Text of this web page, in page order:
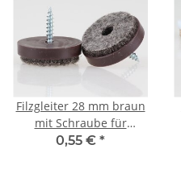
Filzgleiter 28 mm braun
mit Schraube für
Holzstühle (
0,55 € *